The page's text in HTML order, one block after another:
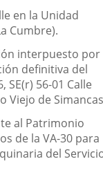
en la Unidad
Cumbre).
interpuesto por
definitiva del
56-01 Calle
Viejo de
al Patrimonio
de la VA-30 para
del